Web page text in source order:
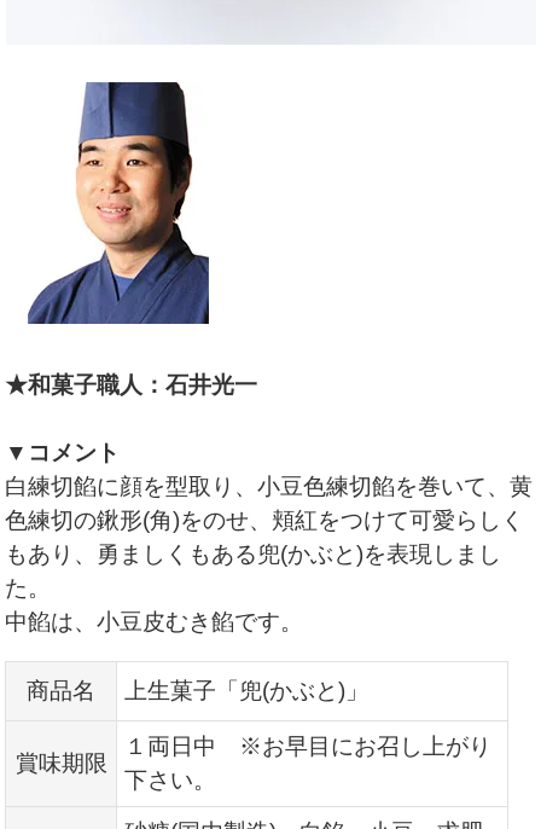
★和菓子職人：石井光一
▼コメント
白練切餡に顔を型取り、小豆色練切餡を巻いて、黄
色練切の鍬形(角)をのせ、頬紅をつけて可愛らしく
もあり、勇ましくもある兜(かぶと)を表現しまし
た。
中餡は、小豆皮むき餡です。
商品名 上生菓子「兜(かぶと)」
賞味期限
１両日中 ※お早目にお召し上がり
下さい。